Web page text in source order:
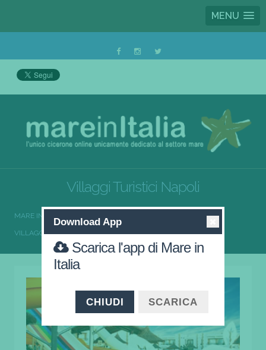
MENU
Villaggi Turistici Napoli
MARE IN ITALIA
VILLAGGI TURISTICI CAMPANIA VILLAGGI TURISTICI NAPOLI
Download App
Scarica l'app di Mare in
Italia
CHIUDI SCARICA